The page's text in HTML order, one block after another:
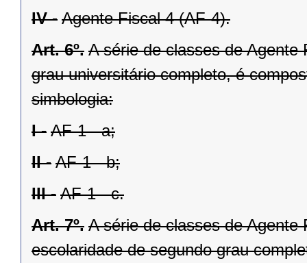
IV - Agente Fiscal 4 (AF-4).
Art. 6º. A série de classes de
grau universitário completo, é
simbologia:
I - AF-1 - a;
II - AF-1 - b;
III - AF-1 - c.
Art. 7º. A série de classes de
escolaridade de segundo grau